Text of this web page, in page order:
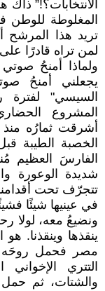
الانتخابات؟!”
المغلوطة للوطن
تريد هذا
لمن تراه قادرًا
ولماذا أمنحُ
يجعلني أمنحُ
السيسي"
المشروع
أشرقت ثمارُه
الخصبة الطيبة
الفارسَ العظيم
شديدة الوعورة
تتجرّف تحت أقدامنا
في عينيها شيئًا
ونضيعُ معه، لولا
ينقذها وينقذنا.
مصر فحمل روحَه
التتري
والشتات، ثم